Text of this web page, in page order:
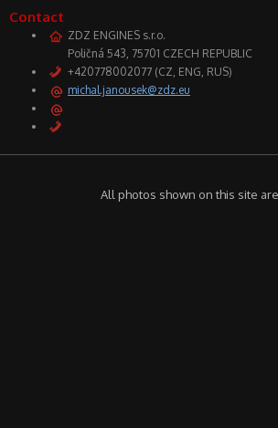
Contact
ZDZ ENGINES s.r.o.
Poličná 543, 75701 CZECH REPUBLIC
+420778002077 (CZ, ENG, RUS)
michal.janousek@zdz.eu
All photos shown on this site